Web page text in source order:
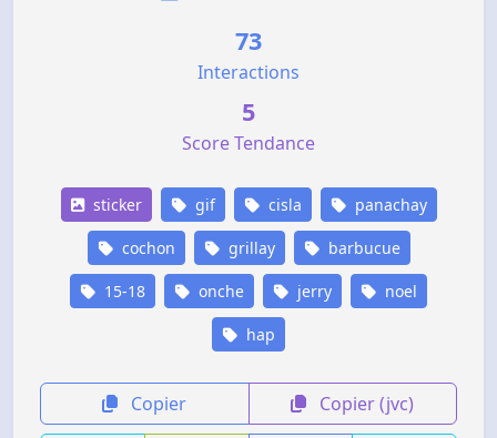
73
Interactions
5
Score Tendance
sticker gif cisla panachay
cochon grillay barbucue
15-18 onche jerry noel
hap
Copier Copier (jvc)